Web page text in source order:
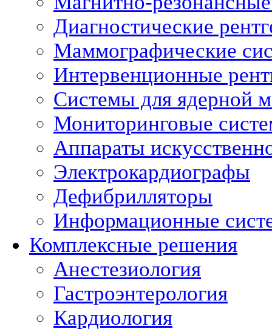
Диагностические
Маммографические
Интервенционные
Системы для ядерной
Мониторинговые
Аппараты
Электрокардиографы
Дефибрилляторы
Информационные
Комплексные решения
Анестезиология
Гастроэнтерология
Кардиология